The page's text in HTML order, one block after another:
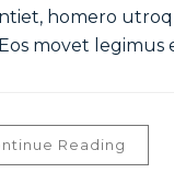
homero
movet legimus
Reading